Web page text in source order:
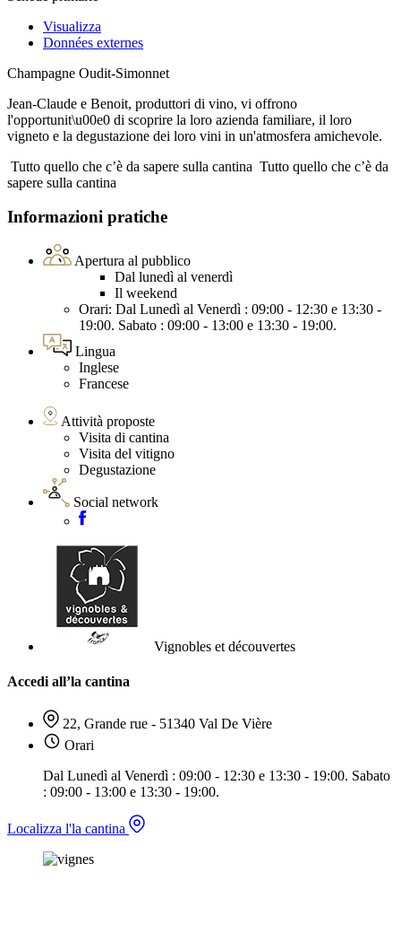
Visualizza
Données externes
Champagne Oudit-Simonnet
Jean-Claude e Benoit, produttori di vino, vi offrono
l'opportunit\u00e0 di scoprire la loro azienda familiare, il loro
vigneto e la degustazione dei loro vini in un'atmosfera amichevole.
Tutto quello che c’è da sapere sulla cantina Tutto quello che c’è da
sapere sulla cantina
Informazioni pratiche
Apertura al pubblico
Dal lunedì al venerdì
Il weekend
Orari: Dal Lunedì al Venerdì : 09:00 - 12:30 e 13:30 -
19:00. Sabato : 09:00 - 13:00 e 13:30 - 19:00.
Lingua
Inglese
Francese
Attività proposte
Visita di cantina
Visita del vitigno
Degustazione
Social network
Vignobles et découvertes
Accedi all’la cantina
22, Grande rue - 51340 Val De Vière
Orari
Dal Lunedì al Venerdì : 09:00 - 12:30 e 13:30 - 19:00. Sabato
: 09:00 - 13:00 e 13:30 - 19:00.
Localizza l'la cantina